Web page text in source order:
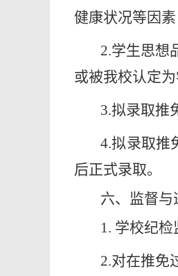
健康状况等因素
2.学生思想
或被我校认定
3.拟录取推
4.拟录取推
后正式录取。
六、监督与
1. 学校纪
2.对在推免